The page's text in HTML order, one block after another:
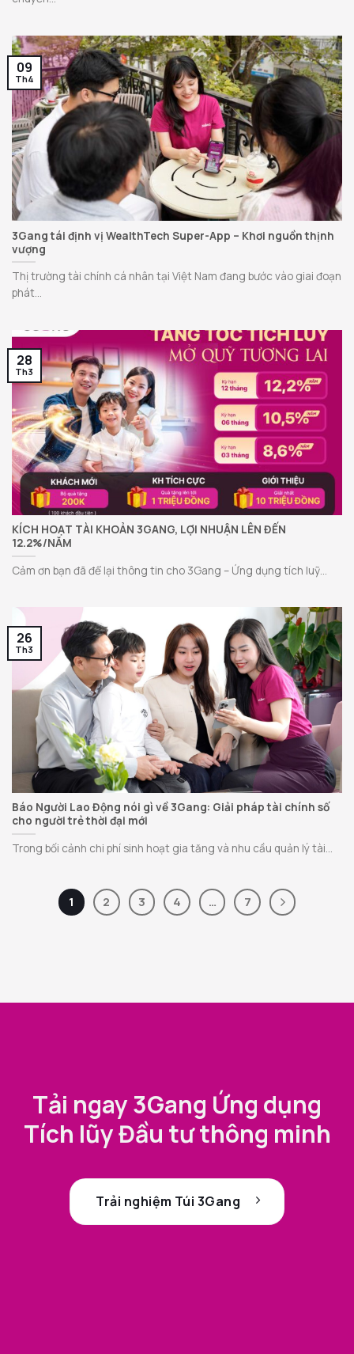
3Gang tái định vị WealthTech Super-App – Khơi nguồn thịnh
vượng
Thị trường tài chính cá nhân tại Việt Nam đang bước vào giai đoạn
phát...
09
Th4
KÍCH HOẠT TÀI KHOẢN 3GANG, LỢI NHUẬN LÊN ĐẾN
12.2%/NĂM
Cảm ơn bạn đã để lại thông tin cho 3Gang – Ứng dụng tích luỹ...
28
Th3
Báo Người Lao Động nói gì về 3Gang: Giải pháp tài chính số
cho người trẻ thời đại mới
Trong bối cảnh chi phí sinh hoạt gia tăng và nhu cầu quản lý tài...
26
Th3
1 2 3 4 … 7
Tải ngay 3Gang Ứng dụng
Tích lũy Đầu tư thông minh
Trải nghiệm Túi 3Gang